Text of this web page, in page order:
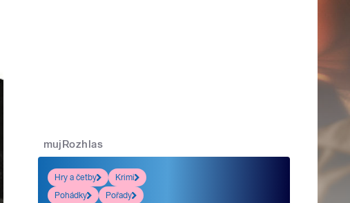
mujRozhlas
Hry a četby
Krimi
Pohádky
Pořady